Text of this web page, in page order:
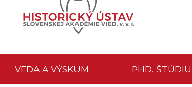
VEDA A VÝSKUM PHD.